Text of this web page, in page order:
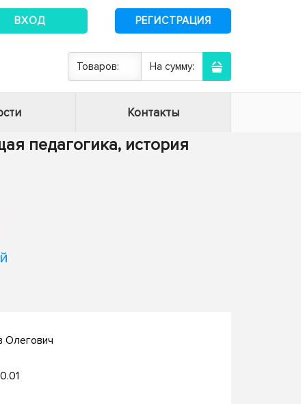
ВХОД РЕГИСТРАЦИЯ
Товаров: На сумму:
Контакты
педагогика, история
Олегович